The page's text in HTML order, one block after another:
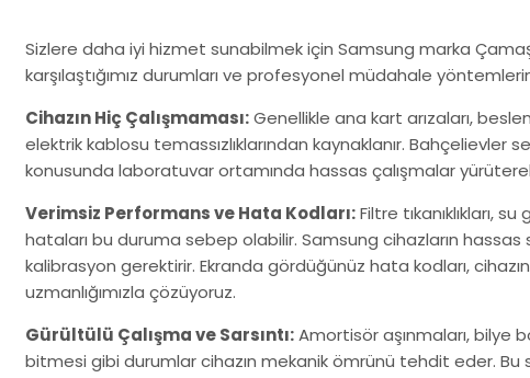
Sizlere daha iyi hizmet sunabilmek için Samsung marka
karşılaştığımız durumları ve profesyonel müdahale
Cihazın Hiç Çalışmaması:Genellikle ana kart arızaları,
elektrik kablosu temassızlıklarından kaynaklanır. Bahçelievler
konusunda laboratuvar ortamında hassas çalışmalar yürüterek,
Verimsiz Performans ve Hata Kodları:Filtre tıkanıklıkları,
hataları bu duruma sebep olabilir. Samsung cihazların hassas
kalibrasyon gerektirir. Ekranda gördüğünüz hata kodları,
uzmanlığımızla çözüyoruz.
Gürültülü Çalışma ve Sarsıntı:Amortisör aşınmaları, bilye
bitmesi gibi durumlar cihazın mekanik ömrünü tehdit eder. Bu